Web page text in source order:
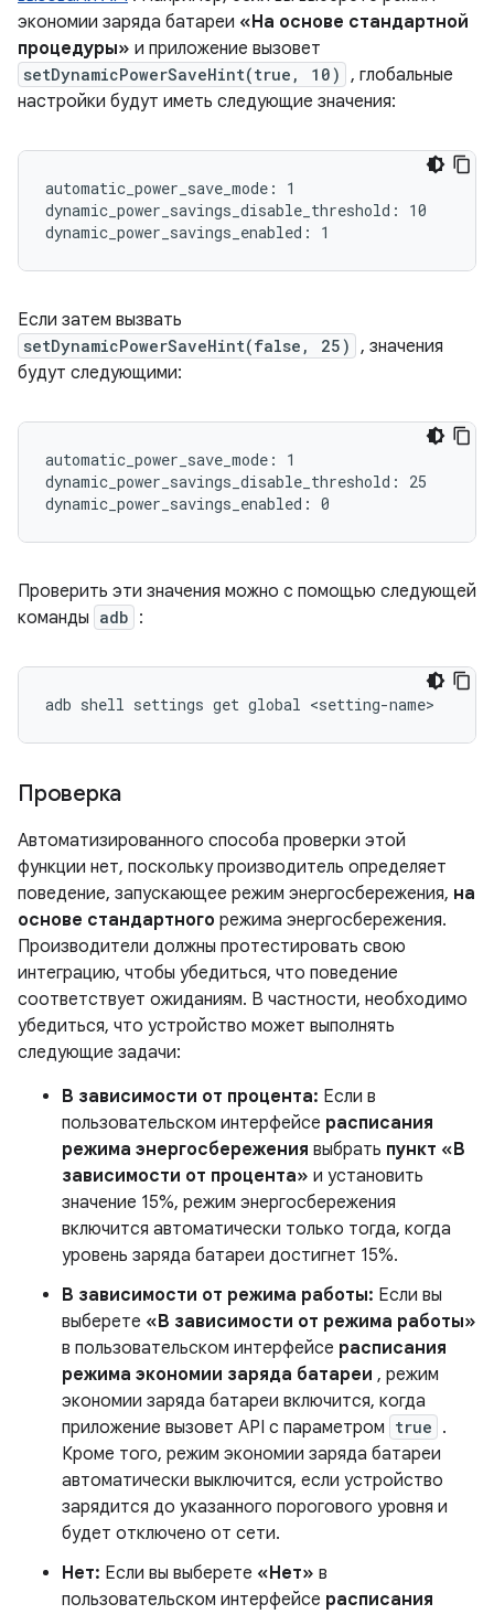
экономии заряда батареи «На основе стандартной
процедуры» и приложение вызовет
setDynamicPowerSaveHint(true, 10) , глобальные
настройки будут иметь следующие значения:
automatic_power_save_mode: 1
dynamic_power_savings_disable_threshold: 10
Если затем вызвать
setDynamicPowerSaveHint(false, 25) , значения
будут следующими:
automatic_power_save_mode: 1
dynamic_power_savings_disable_threshold: 25
Проверить эти значения можно с помощью следующей
команды adb :
adb shell settings get global
Проверка
Автоматизированного способа проверки этой
функции нет, поскольку производитель определяет
поведение, запускающее режим энергосбережения, на
основе стандартного режима энергосбережения.
Производители должны протестировать свою
интеграцию, чтобы убедиться, что поведение
соответствует ожиданиям. В частности, необходимо
убедиться, что устройство может выполнять
следующие задачи:
В зависимости от процента: Если в
пользовательском интерфейсе расписания
режима энергосбережения выбрать пункт «В
зависимости от процента» и установить
значение 15%, режим энергосбережения
включится автоматически только тогда, когда
уровень заряда батареи достигнет 15%.
В зависимости от режима работы: Если вы
выберете «В зависимости от режима работы»
в пользовательском интерфейсе расписания
режима экономии заряда батареи , режим
экономии заряда батареи включится, когда
приложение вызовет API с параметром true .
Кроме того, режим экономии заряда батареи
автоматически выключится, если устройство
зарядится до указанного порогового уровня и
будет отключено от сети.
Нет: Если вы выберете «Нет» в
пользовательском интерфейсе расписания